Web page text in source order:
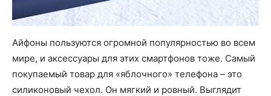
Айфоны пользуются огромной популярностью во всем
мире, и аксессуары для этих смартфонов тоже. Самый
покупаемый товар для «яблочного» телефона – это
силиконовый чехол. Он мягкий и ровный. Выглядит